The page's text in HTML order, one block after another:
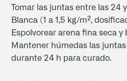
Tomar las juntas entre las 24
Blanca (1 a 1,5 kg/m²,
Espolvorear arena fina seca y
Mantener húmedas las
durante 24 h para curado.